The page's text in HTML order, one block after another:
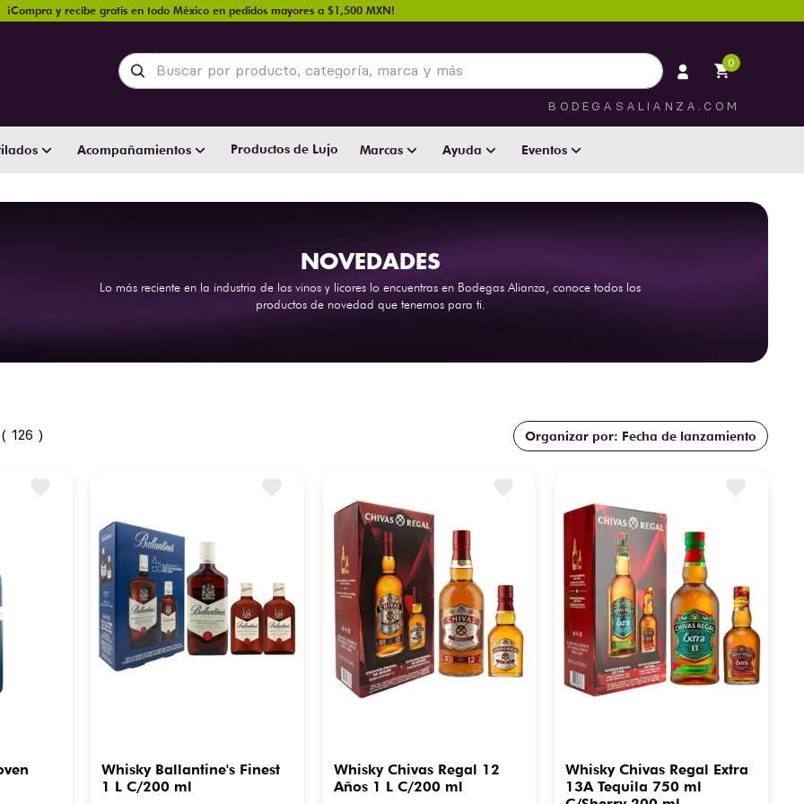
¡Compra y recibe gratis en todo México en pedidos mayores a $1,500 MXN!
Buscar por producto, categoría, marca y más 0
BODEGASALIANZA.COM
Acompañamientos Productos de Lujo Marcas Ayuda Eventos
NOVEDADES
Lo más reciente en la industria de los vinos y licores lo encuentras en Bodegas Alianza, conoce todos los
productos de novedad que tenemos para ti.
126 Fecha de lanzamiento
Whisky Ballantine's Finest
1 L C/200 ml
Whisky Chivas Regal 12
Años 1 L C/200 ml
Whisky Chivas Regal Extra
13A Tequila 750 ml